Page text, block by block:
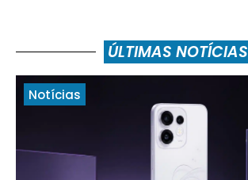
ÚLTIMAS NOTÍCIAS
Notícias